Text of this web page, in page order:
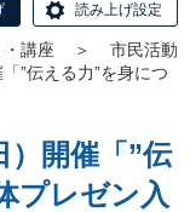
読み上げ設定
講座 ＞
市民活動
”伝える力”を身につ
）開催「”伝
プレゼン入